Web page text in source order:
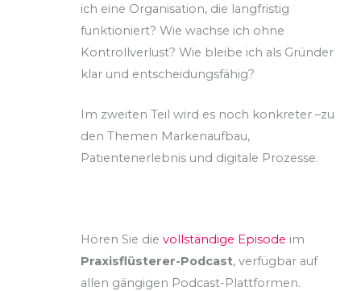
ich eine Organisation, die langfristig
funktioniert? Wie wachse ich ohne
Kontrollverlust? Wie bleibe ich als Gründer
klar und entscheidungsfähig?
Im zweiten Teil wird es noch konkreter –zu
den Themen Markenaufbau,
Patientenerlebnis und digitale Prozesse.
Hören Sie die vollständige Episode im
Praxisflüsterer-Podcast, verfügbar auf
allen gängigen Podcast-Plattformen.